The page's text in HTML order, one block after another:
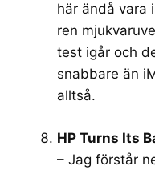
här ändå vara
ren
test igår och
snabbare än
alltså.
HP Turns Its
– Jag förstår